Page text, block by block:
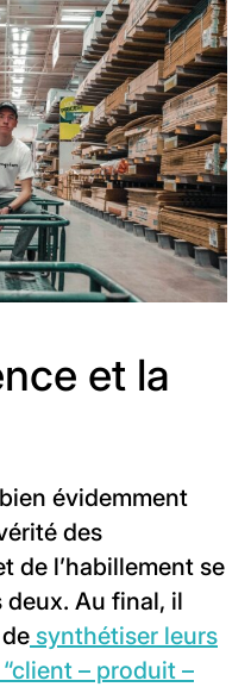
et la
évidemment
des
de l’habillement se
deux. Au final, il
synthétiser leurs
– produit –